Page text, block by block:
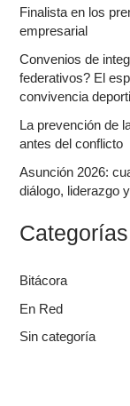
r
:
Finalista en los
empresarial
Convenios de
federativos? El
convivencia
La prevención de
antes del conflicto
Asunción 2026:
diálogo, liderazgo
Categorías
Bitácora
En Red
Sin categoría